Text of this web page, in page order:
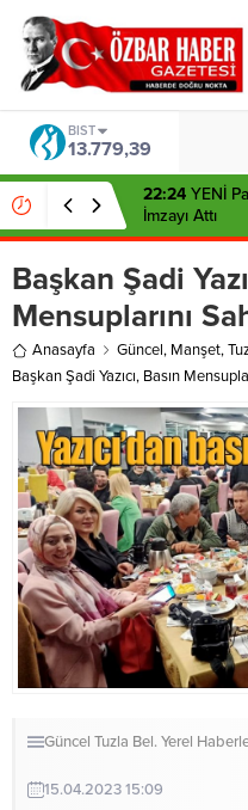
islami
chat
omegla
türk
sohbet
cinsel
sohbet
dini
chat
BIST
13.779,39
22:24 YENİ
İmzayı Attı
Başkan Şadi
Mensuplarını
Anasayfa Güncel, Manşet,
Başkan Şadi Yazıcı, Basın
Güncel Tuzla Bel. Yerel
15.04.2023 15:09